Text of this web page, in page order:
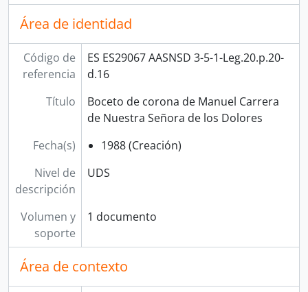
Área de identidad
Código de
referencia
ES ES29067 AASNSD 3-5-1-Leg.20.p.20-
d.16
Título
Boceto de corona de Manuel Carrera
de Nuestra Señora de los Dolores
Fecha(s)
1988 (Creación)
Nivel de
descripción
UDS
Volumen y
soporte
1 documento
Área de contexto